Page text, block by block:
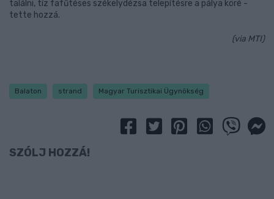
találni, tíz fafűtéses székelydézsa telepítésre a pálya köré -
tette hozzá.
(via MTI)
Balaton strand Magyar Turisztikai Ügynökség
SZÓLJ HOZZÁ!